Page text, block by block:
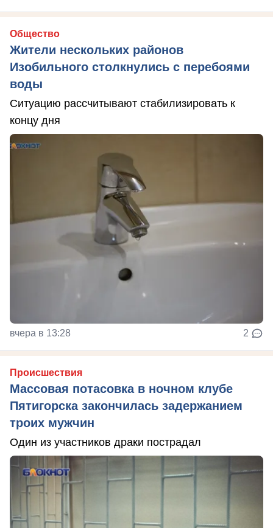
Общество
Жители нескольких районов
Изобильного столкнулись с перебоями
воды
Ситуацию рассчитывают стабилизировать к
концу дня
вчера в 13:28 2
Происшествия
Массовая потасовка в ночном клубе
Пятигорска закончилась задержанием
троих мужчин
Один из участников драки пострадал